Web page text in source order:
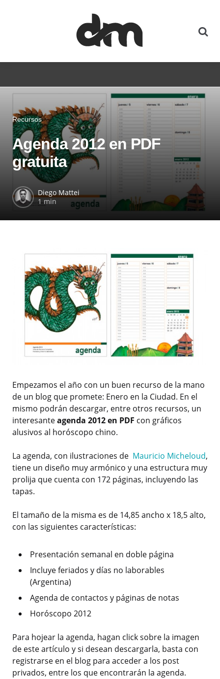
Recursos
Agenda 2012 en PDF
gratuita
Diego Mattei
1 min
Empezamos el año con un buen recurso de la mano
de un blog que promete: Enero en la Ciudad. En el
mismo podrán descargar, entre otros recursos, un
interesanteagenda 2012 en PDF con gráficos
alusivos al horóscopo chino.
La agenda, con ilustraciones de Mauricio Micheloud,
tiene un diseño muy armónico y una estructura muy
prolija que cuenta con 172 páginas, incluyendo las
tapas.
El tamaño de la misma es de 14,85 ancho x 18,5 alto,
con las siguientes características:
Presentación semanal en doble página
Incluye feriados y días no laborables
(Argentina)
Agenda de contactos y páginas de notas
Horóscopo 2012
Para hojear la agenda, hagan click sobre la imagen
de este artículo y si desean descargarla, basta con
registrarse en el blog para acceder a los post
privados, entre los que encontrarán la agenda.